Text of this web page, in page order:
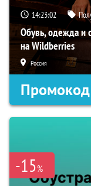
14:23:01
Обувь, одежда и
на Wildberries
Россия
Промокод
-15%